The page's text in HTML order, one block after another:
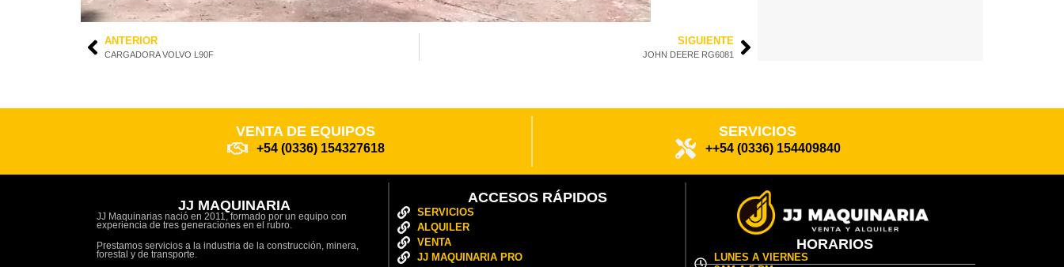
ANTERIOR
CARGADORA VOLVO L90F
SIGUIENTE
JOHN DEERE RG6081
VENTA DE EQUIPOS
+54 (0336) 154327618
SERVICIOS
++54 (0336) 154409840
JJ MAQUINARIA
JJ Maquinarias nació en 2011, formado por un equipo con
experiencia de tres generaciones en el rubro.
Prestamos servicios a la industria de la construcción, minera,
forestal y de transporte.
ACCESOS RÁPIDOS
SERVICIOS
ALQUILER
VENTA
JJ MAQUINARIA PRO
HORARIOS
LUNES A VIERNES